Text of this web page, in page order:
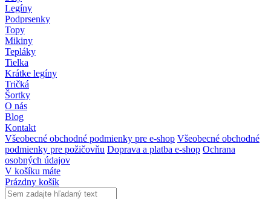
Legíny
Podprsenky
Topy
Mikiny
Tepláky
Tielka
Krátke legíny
Tričká
Šortky
O nás
Blog
Kontakt
Všeobecné obchodné podmienky pre e-shop Všeobecné obchodné
podmienky pre požičovňu Doprava a platba e-shop Ochrana
osobných údajov
V košíku máte
Prázdny košík